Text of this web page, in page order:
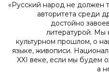
«Русский народ не должен
авторитета среди
достойно
литературой. Мы
культурном прошлом, о
языке, живописи.
XXI веке, если мы будем
а